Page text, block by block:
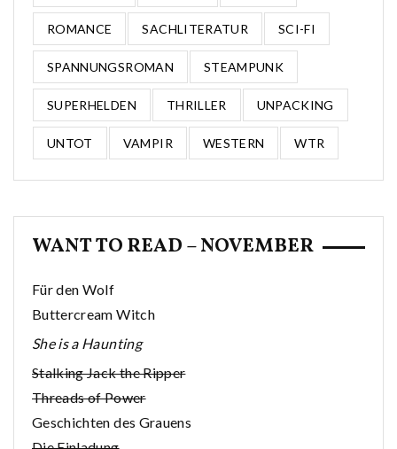
ROMANCE SACHLITERATUR SCI-FI
SPANNUNGSROMAN STEAMPUNK
SUPERHELDEN THRILLER UNPACKING
UNTOT VAMPIR WESTERN WTR
WANT TO READ – NOVEMBER
Für den Wolf
Buttercream Witch
She is a Haunting
Stalking Jack the Ripper
Threads of Power
Geschichten des Grauens